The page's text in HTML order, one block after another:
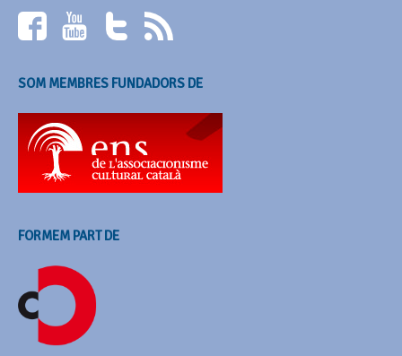
SOM MEMBRES FUNDADORS DE
FORMEM PART DE